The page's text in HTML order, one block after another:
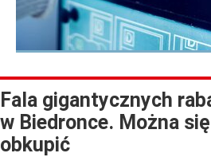
Fala gigantycznych
w Biedronce. Można
obkupić